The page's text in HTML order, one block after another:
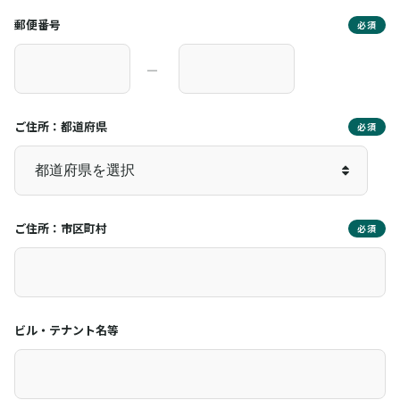
郵便番号 必須
―
ご住所：都道府県 必須
ご住所：市区町村 必須
ビル・テナント名等